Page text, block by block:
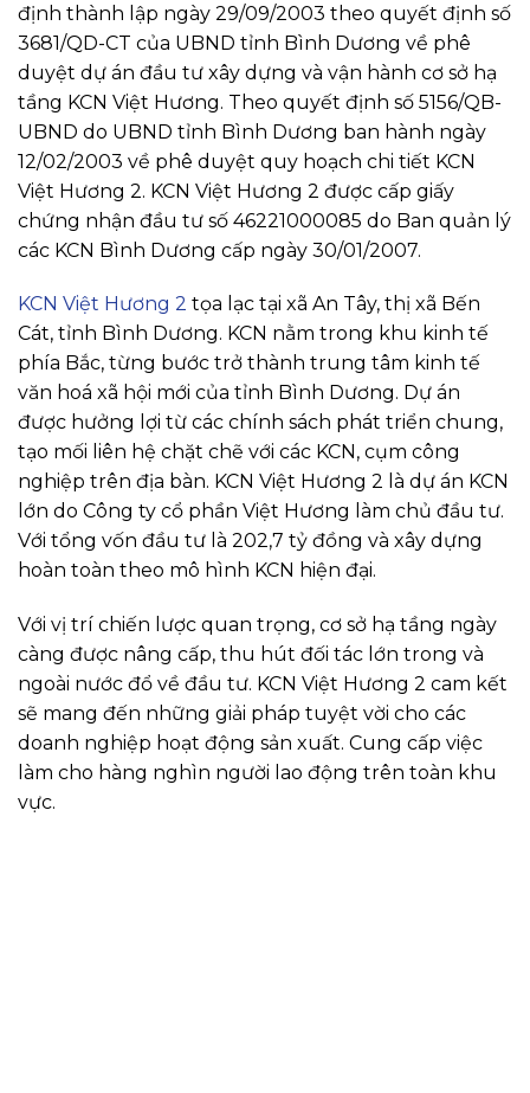
định thành lập ngày 29/09/2003 theo quyết định số
3681/QD-CT của UBND tỉnh Bình Dương về phê
duyệt dự án đầu tư xây dựng và vận hành cơ sở hạ
tầng KCN Việt Hương. Theo quyết định số 5156/QB-
UBND do UBND tỉnh Bình Dương ban hành ngày
12/02/2003 về phê duyệt quy hoạch chi tiết KCN
Việt Hương 2. KCN Việt Hương 2 được cấp giấy
chứng nhận đầu tư số 46221000085 do Ban quản lý
các KCN Bình Dương cấp ngày 30/01/2007.
KCN Việt Hương 2 tọa lạc tại xã An Tây, thị xã Bến
Cát, tỉnh Bình Dương. KCN nằm trong khu kinh tế
phía Bắc, từng bước trở thành trung tâm kinh tế
văn hoá xã hội mới của tỉnh Bình Dương. Dự án
được hưởng lợi từ các chính sách phát triển chung,
tạo mối liên hệ chặt chẽ với các KCN, cụm công
nghiệp trên địa bàn. KCN Việt Hương 2 là dự án KCN
lớn do Công ty cổ phần Việt Hương làm chủ đầu tư.
Với tổng vốn đầu tư là 202,7 tỷ đồng và xây dựng
hoàn toàn theo mô hình KCN hiện đại.
Với vị trí chiến lược quan trọng, cơ sở hạ tầng ngày
càng được nâng cấp, thu hút đối tác lớn trong và
ngoài nước đổ về đầu tư. KCN Việt Hương 2 cam kết
sẽ mang đến những giải pháp tuyệt vời cho các
doanh nghiệp hoạt động sản xuất. Cung cấp việc
làm cho hàng nghìn người lao động trên toàn khu
vực.